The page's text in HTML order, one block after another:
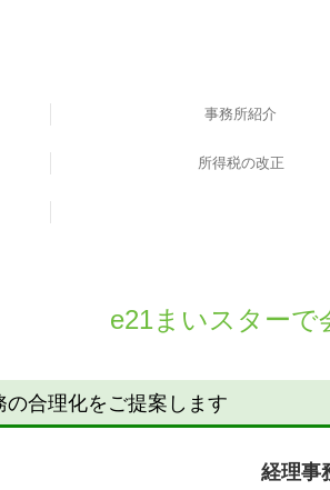
事務所紹介
ごあいさつ
顧問契約の流れ
料金について
料金の実例
お客様の声
所得税の改正
e21まいスターで
合理化をご提案します
経理事